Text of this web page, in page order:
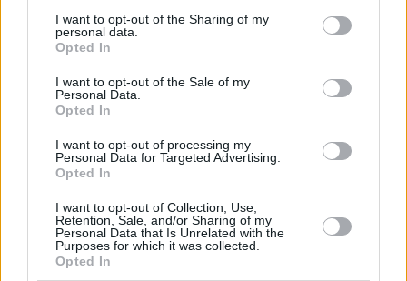
not limited to your visit or usage behaviour. You may click to
grant or deny consent to Google and its third-party tags to
use your data for below specified purposes in below Google
consent section.
I want to opt-out of the Sharing of my
personal data.
Opted In
I want to opt-out of the Sale of my
Personal Data.
Opted In
I want to opt-out of processing my
Personal Data for Targeted Advertising.
Opted In
I want to opt-out of Collection, Use,
Retention, Sale, and/or Sharing of my
Personal Data that Is Unrelated with the
Purposes for which it was collected.
Opted In
Στην επανάληψη, το σύνολο του Χέρμπερτ ήταν εκείνο που
μπήκε καλύτερα στο παρκέ και όχι μόνο μείωσε την
διαφορά, αλλά κατάφερε να περάσει και μπροστά στο
σκορ στην λήξη του τρίτου δεκαλέπτου (69-71).
Στην τελευταία περίοδο του αγώνα οι Αμερικανοί έδωσαν
μάχη ώστε να ανατρέψουν το εις βάρος τους σκορ . Όμως